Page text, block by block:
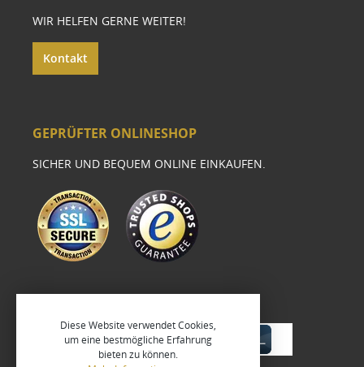
WIR HELFEN GERNE WEITER!
Kontakt
GEPRÜFTER ONLINESHOP
SICHER UND BEQUEM ONLINE EINKAUFEN.
Diese Website verwendet Cookies,
um eine bestmögliche Erfahrung
bieten zu können.